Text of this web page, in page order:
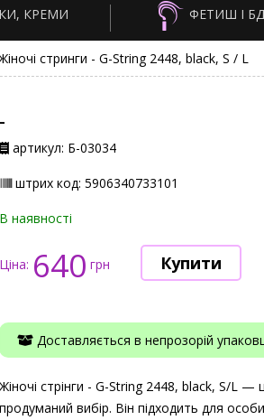
КРЕМИ ФЕТИШ І
стринги - G-String 2448, black, S / L
артикул: Б-03034
штрих код: 5906340733101
В наявності
Ціна: 640 грн
Доставляється в непрозорій
Жіночі стрінги - G-String 2448, black, S/L —
продуманий вибір. Він підходить для